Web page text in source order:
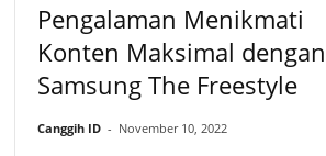
Pengalaman Menikmati
Konten Maksimal dengan
Samsung The Freestyle
Canggih ID - November 10, 2022